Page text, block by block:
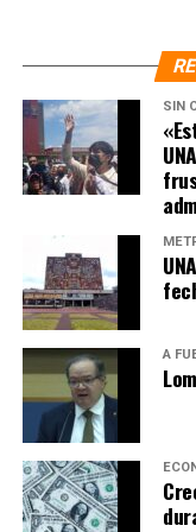
connotaciones
En tanto, la
había usado
Sheinbaum para
judicial» y Lenia
culpable de las
otra veintena, así
por su ambición
NOTAS RELACIONADAS:
SIGUIENTE
Rosa Icela entrega
NO TE PIERDAS
Semar reporta 2
Buque Cuauhtémoc
SIN
A